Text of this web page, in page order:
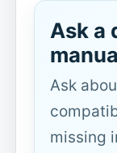
Ask a
Ask
missing